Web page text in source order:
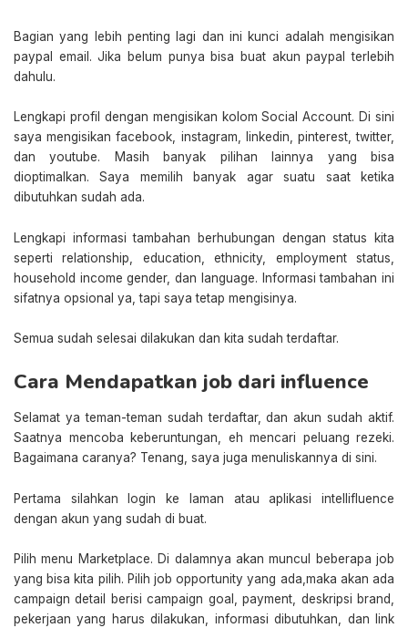
Bagian yang lebih penting lagi dan ini kunci adalah mengisikan
paypal email. Jika belum punya bisa buat akun paypal terlebih
dahulu.
Lengkapi profil dengan mengisikan kolom Social Account. Di sini
saya mengisikan facebook, instagram, linkedin, pinterest, twitter,
dan youtube. Masih banyak pilihan lainnya yang bisa
dioptimalkan. Saya memilih banyak agar suatu saat ketika
dibutuhkan sudah ada.
Lengkapi informasi tambahan berhubungan dengan status kita
seperti relationship, education, ethnicity, employment status,
household income gender, dan language. Informasi tambahan ini
sifatnya opsional ya, tapi saya tetap mengisinya.
Semua sudah selesai dilakukan dan kita sudah terdaftar.
Cara Mendapatkan job dari influence
Selamat ya teman-teman sudah terdaftar, dan akun sudah aktif.
Saatnya mencoba keberuntungan, eh mencari peluang rezeki.
Bagaimana caranya? Tenang, saya juga menuliskannya di sini.
Pertama silahkan login ke laman atau aplikasi intellifluence
dengan akun yang sudah di buat.
Pilih menu Marketplace. Di dalamnya akan muncul beberapa job
yang bisa kita pilih. Pilih job opportunity yang ada,maka akan ada
campaign detail berisi campaign goal, payment, deskripsi brand,
pekerjaan yang harus dilakukan, informasi dibutuhkan, dan link